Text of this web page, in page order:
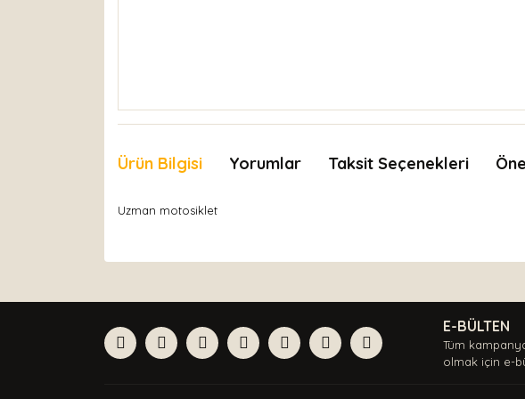
Ürün Bilgisi Yorumlar Taksit Seçenekleri
Uzman motosiklet
Ürün açıklamasında eksik bilgiler bulunuyor.
E-BÜLTEN
Tüm
olmak için e-